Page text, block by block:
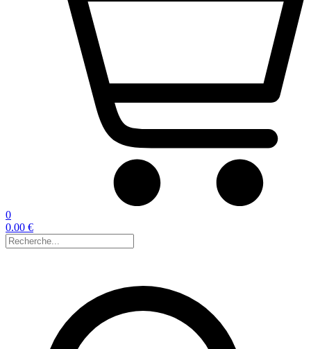
0
0.00 €